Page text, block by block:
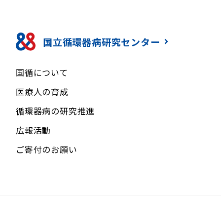
国立循環器病研究センター
国循について
医療人の育成
循環器病の研究推進
広報活動
ご寄付のお願い